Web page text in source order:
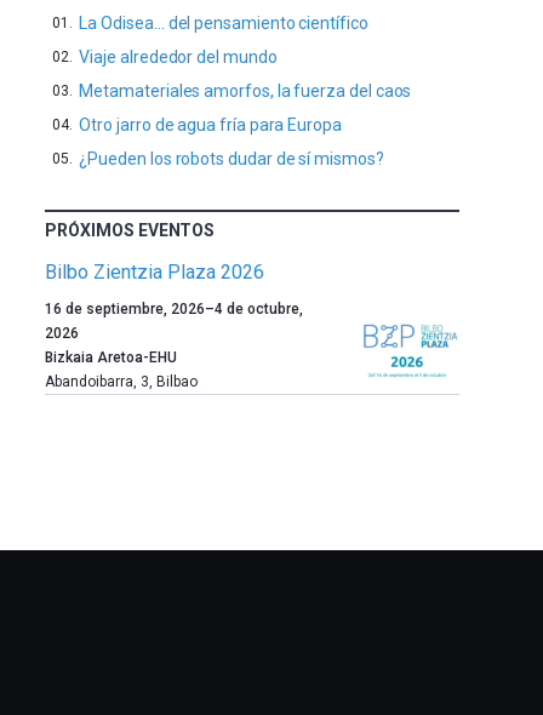
La Odisea… del pensamiento científico
Viaje alrededor del mundo
Metamateriales amorfos, la fuerza del caos
Otro jarro de agua fría para Europa
¿Pueden los robots dudar de sí mismos?
PRÓXIMOS EVENTOS
Bilbo Zientzia Plaza 2026
Un
año
más,
Bilbao
la
16 de septiembre, 2026–4 de octubre,
2026
Bizkaia Aretoa-EHU
Abandoibarra, 3, Bilbao